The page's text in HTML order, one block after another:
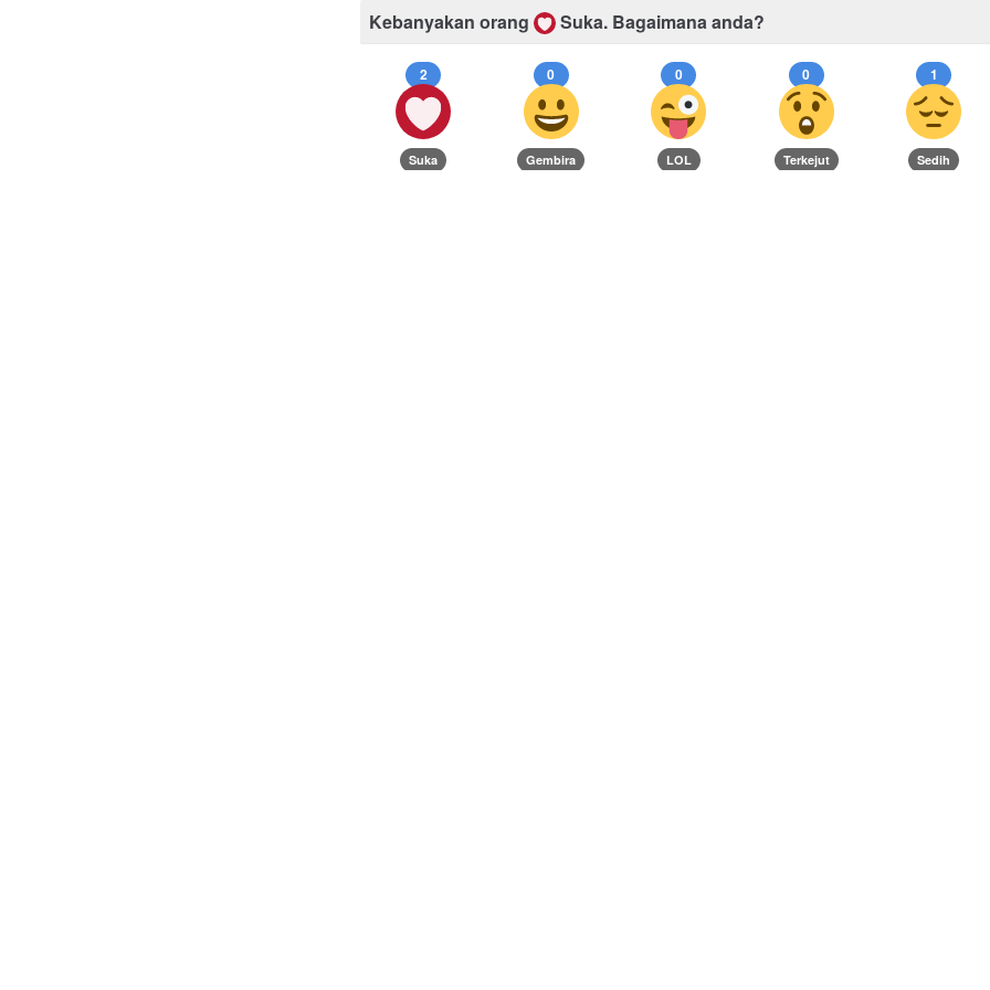
Kebanyakan orang Suka. Bagaimana anda?
2
Suka
0
Gembira
0
LOL
0
Terkejut
1
Sedih